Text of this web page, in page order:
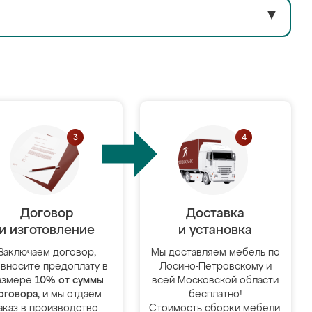
▼
Договор
изготовление
договор,
предоплату в
10% от суммы
, и мы отдаём
в производство.
Доставка
и установка
Мы доставляем мебель по
Лосино-Петровскому и
всей Московской области
бесплатно!
Стоимость сборки мебели: